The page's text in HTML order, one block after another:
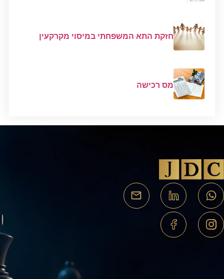
חזקת התא המשפחתי במיסוי מקרקעין
מס רכישה